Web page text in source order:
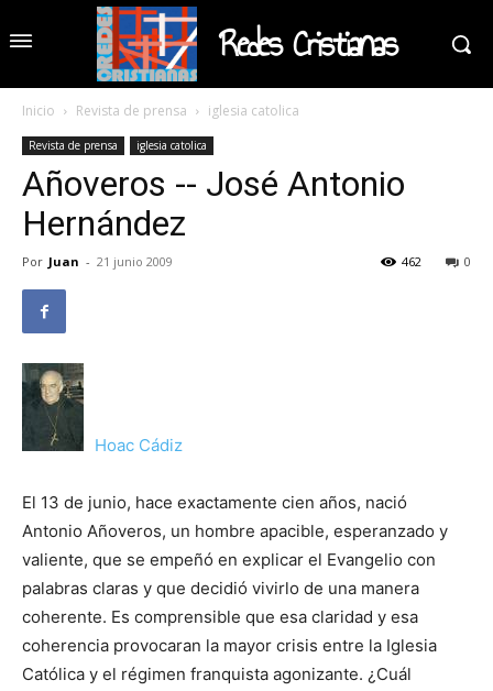
Redes Cristianas
Inicio Revista de prensa iglesia catolica
Revista de prensa iglesia catolica
Añoveros -- José Antonio
Hernández
Por Juan - 21 junio 2009 0
462
Hoac Cádiz
El 13 de junio, hace exactamente cien años, nació
Antonio Añoveros, un hombre apacible, esperanzado y
valiente, que se empeñó en explicar el Evangelio con
palabras claras y que decidió vivirlo de una manera
coherente. Es comprensible que esa claridad y esa
coherencia provocaran la mayor crisis entre la Iglesia
Católica y el régimen franquista agonizante. ¿Cuál